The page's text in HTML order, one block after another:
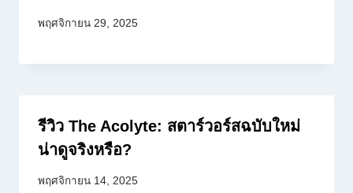
พฤศจิกายน 29, 2025
รีวิว The Acolyte: สตาร์วอร์สฉบับใหม่
น่าดูจริงหรือ?
พฤศจิกายน 14, 2025